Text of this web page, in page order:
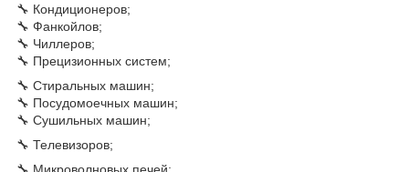
🔧 Кондиционеров;
🔧 Фанкойлов;
🔧 Чиллеров;
🔧 Прецизионных систем;
🔧 Стиральных машин;
🔧 Посудомоечных машин;
🔧 Сушильных машин;
🔧 Телевизоров;
🔧 Микроволновых печей;